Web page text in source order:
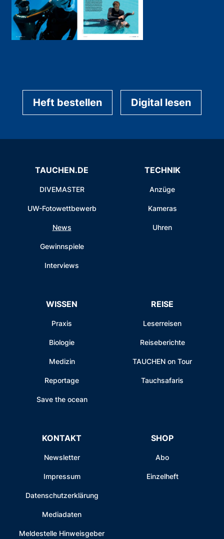
Heft bestellen Digital lesen
TAUCHEN.DE
DIVEMASTER
UW-Fotowettbewerb
News
Gewinnspiele
Interviews
TECHNIK
Anzüge
Kameras
Uhren
WISSEN
Praxis
Biologie
Medizin
Reportage
Save the ocean
REISE
Leserreisen
Reiseberichte
TAUCHEN on Tour
Tauchsafaris
KONTAKT
Newsletter
Impressum
Datenschutzerklärung
Mediadaten
Meldestelle Hinweisgeber
SHOP
Abo
Einzelheft